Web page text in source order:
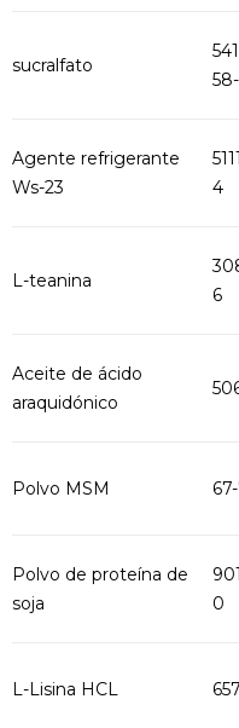
sucralfato
Agente refrigerante
Ws-23
4
L-teanina
6
Aceite de ácido
araquidónico
Polvo MSM
Polvo de proteína de
soja
0
L-Lisina HCL